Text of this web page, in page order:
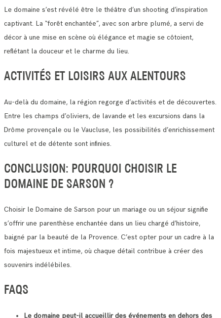
Le domaine s’est révélé être le théâtre d’un shooting d’inspiration
captivant. La “forêt enchantée”, avec son arbre plumé, a servi de
décor à une mise en scène où élégance et magie se côtoient,
reflétant la douceur et le charme du lieu.
ACTIVITÉS ET LOISIRS AUX ALENTOURS
Au-delà du domaine, la région regorge d’activités et de découvertes.
Entre les champs d’oliviers, de lavande et les excursions dans la
Drôme provençale ou le Vaucluse, les possibilités d’enrichissement
culturel et de détente sont infinies.
CONCLUSION: POURQUOI CHOISIR LE
DOMAINE DE SARSON ?
Choisir le Domaine de Sarson pour un mariage ou un séjour signifie
s’offrir une parenthèse enchantée dans un lieu chargé d’histoire,
baigné par la beauté de la Provence. C’est opter pour un cadre à la
fois majestueux et intime, où chaque détail contribue à créer des
souvenirs indélébiles.
FAQS
Le domaine peut-il accueillir des événements en dehors des